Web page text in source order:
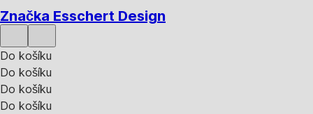
Značka Esschert Design
Do košíku
Do košíku
Do košíku
Do košíku